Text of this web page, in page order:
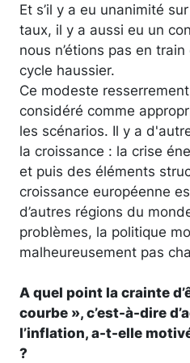
Et s’il y a eu unanimité
taux, il y a aussi eu un
nous n’étions pas en
cycle haussier.
Ce modeste
considéré comme
les scénarios. Il y a
la croissance : la crise
et puis des éléments
croissance européenne
d’autres régions du
problèmes, la politique
malheureusement pas
A quel point la crainte
courbe », c’est-à-dire
l’inflation, a-t-elle
?